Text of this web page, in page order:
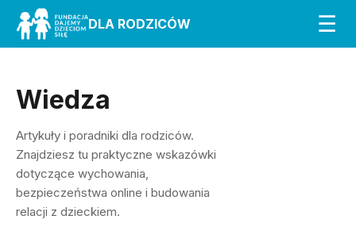
DLA RODZICÓW ☰
Wiedza
Artykuły i poradniki dla rodziców.
Znajdziesz tu praktyczne wskazówki
dotyczące wychowania,
bezpieczeństwa online i budowania
relacji z dzieckiem.